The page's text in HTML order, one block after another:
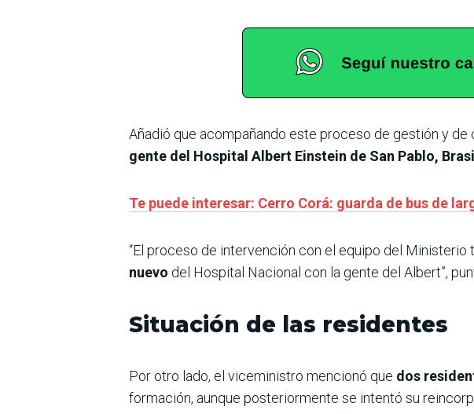
Añadió que acompañando este proceso de gestión y de
gente del Hospital Albert Einstein de San Pablo,
Te puede interesar: Cerro Corá: guarda de bus de
“El proceso de intervención con el equipo del Ministerio
nuevo del Hospital Nacional con la gente del Albert”,
Situación de las residentes
Por otro lado, el viceministro mencionó que dos
formación, aunque posteriormente se intentó su